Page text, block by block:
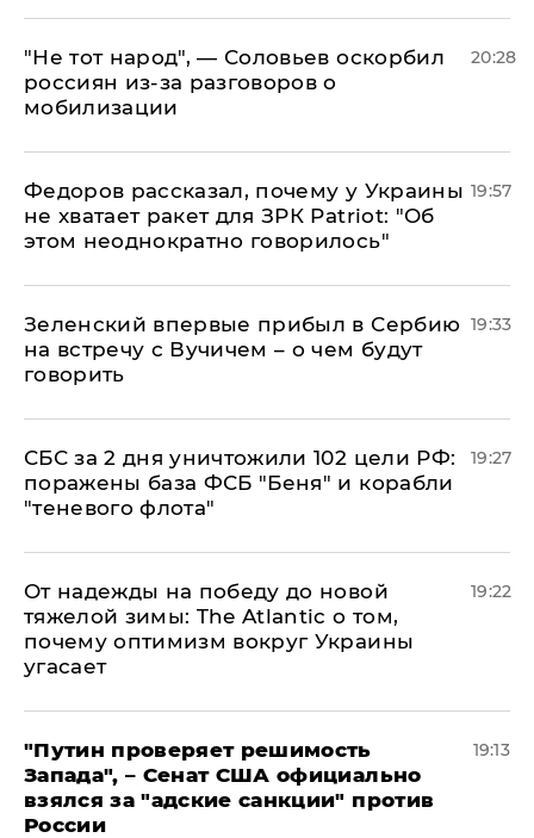
​"Не тот народ", — Соловьев оскорбил
россиян из-за разговоров о
мобилизации
20:28
Федоров рассказал, почему у Украины
не хватает ракет для ЗРК Patriot: "Об
этом неоднократно говорилось"
19:57
Зеленский впервые прибыл в Сербию
на встречу с Вучичем – о чем будут
говорить
19:33
СБС за 2 дня уничтожили 102 цели РФ:
поражены база ФСБ "Беня" и корабли
"теневого флота"
19:27
От надежды на победу до новой
тяжелой зимы: The Atlantic о том,
почему оптимизм вокруг Украины
угасает
19:22
"Путин проверяет решимость
Запада", – Сенат США официально
взялся за "адские санкции" против
России
19:13